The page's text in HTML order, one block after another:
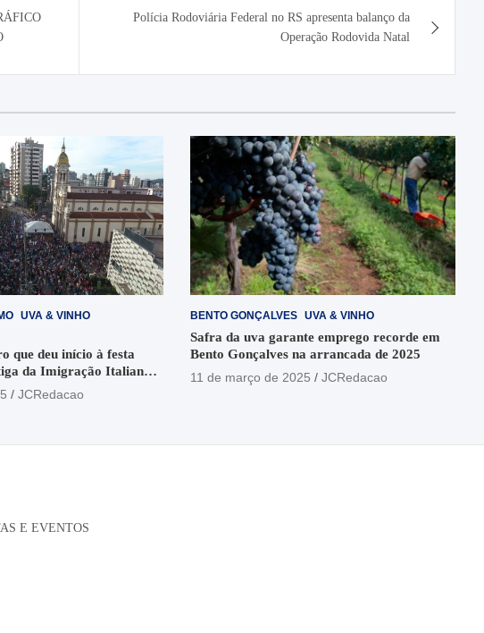
Polícia Rodoviária Federal no RS apresenta balanço da
Operação Rodovida Natal
UVA & VINHO
que deu início à festa
da Imigração Italiana
Antônio
JCRedacao
BENTO GONÇALVES UVA & VINHO
Safra da uva garante emprego recorde em
Bento Gonçalves na arrancada de 2025
11 de março de 2025
JCRedacao
E EVENTOS